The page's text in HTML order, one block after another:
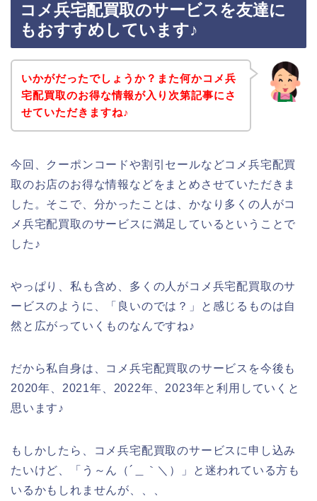
コメ兵宅配買取のサービスを友達に
もおすすめしています♪
いかがだったでしょうか？また何かコメ兵
宅配買取のお得な情報が入り次第記事にさ
せていただきますね♪
今回、クーポンコードや割引セールなどコメ兵宅配買
取のお店のお得な情報などをまとめさせていただきま
した。そこで、分かったことは、かなり多くの人がコ
メ兵宅配買取のサービスに満足しているということで
した♪
やっぱり、私も含め、多くの人がコメ兵宅配買取のサ
ービスのように、「良いのでは？」と感じるものは自
然と広がっていくものなんですね♪
だから私自身は、コメ兵宅配買取のサービスを今後も
2020年、2021年、2022年、2023年と利用していくと
思います♪
もしかしたら、コメ兵宅配買取のサービスに申し込み
たいけど、「う～ん（´＿｀＼）」と迷われている方も
いるかもしれませんが、、、